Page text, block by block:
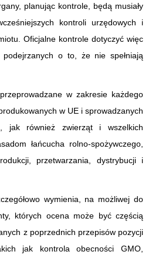
planując kontrole, będą musiały
kontroli urzędowych i
Oficjalne kontrole dotyczyć więc
o to, że nie spełniają
w zakresie każdego
w UE i sprowadzanych
jak również zwierząt i wszelkich
łańcucha rolno-spożywczego,
przetwarzania, dystrybucji i
wymienia, na możliwej do
których ocena może być częścią
z poprzednich przepisów pozycji
jak kontrola obecności GMO,